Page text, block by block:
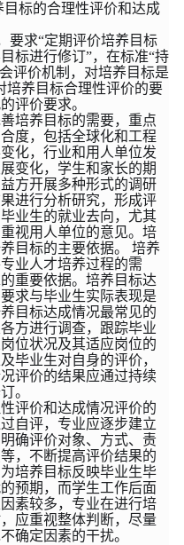
标的合理性评价和达成
要求“定期评价培养目标
标进行修订”，在标准“持
评价机制，对培养目标是
培养目标合理性评价的要
评价要求。
培养目标的需要，重点
度，包括全球化和工程
化，行业和用人单位发
变化，学生和家长的期
方开展多种形式的调研
进行分析研究，形成评
业生的就业去向，尤其
视用人单位的意见。培
目标的主要依据。 培养
业人才培养过程的需
重要依据。培养目标达
求与毕业生实际表现是
目标达成情况最常见的
方进行调查，跟踪毕业
位状况及其适应岗位的
毕业生对自身的评价，
评价的结果应通过持续
。
评价和达成情况评价的
自评，专业应逐步建立
确评价对象、方式、责
，不断提高评价结果的
培养目标反映毕业生毕
预期，而学生工作后面
素较多，专业在进行培
应重视整体判断，尽量
确定因素的干扰。